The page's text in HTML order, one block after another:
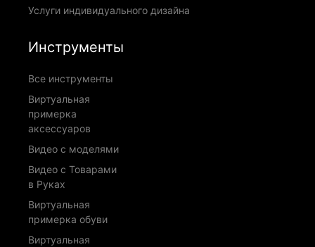
Услуги индивидуального дизайна
Инструменты
Все инструменты
Виртуальная
примерка
аксессуаров
Видео с моделями
Видео с Товарами
в Руках
Виртуальная
примерка обуви
Виртуальная